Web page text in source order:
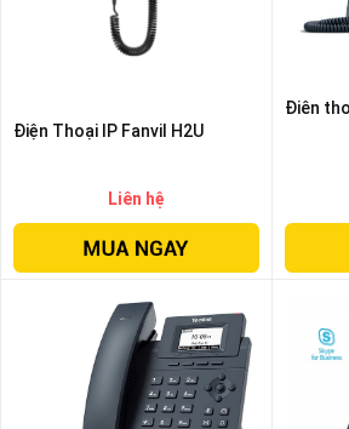
Điện Thoại IP Fanvil H2U
Liên hệ
Điên